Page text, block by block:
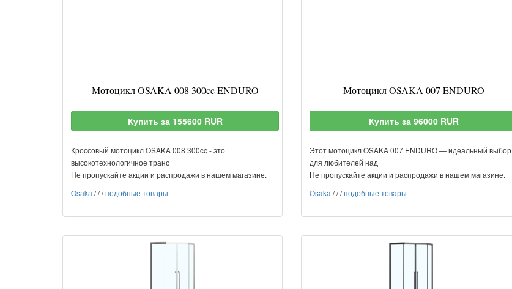
Мотоцикл OSAKA 008 300cc ENDURO
Купить за 155600 RUR
Кроссовый мотоцикл OSAKA 008 300cc - это
высокотехнологичное транс
Не пропускайте акции и распродажи в нашем магазине.
Osaka ///подобные товары
Мотоцикл OSAKA 007 ENDURO
Купить за 96000 RUR
Этот мотоцикл OSAKA 007 ENDURO — идеальный выбор
для любителей над
Не пропускайте акции и распродажи в нашем магазине.
Osaka ///подобные товары